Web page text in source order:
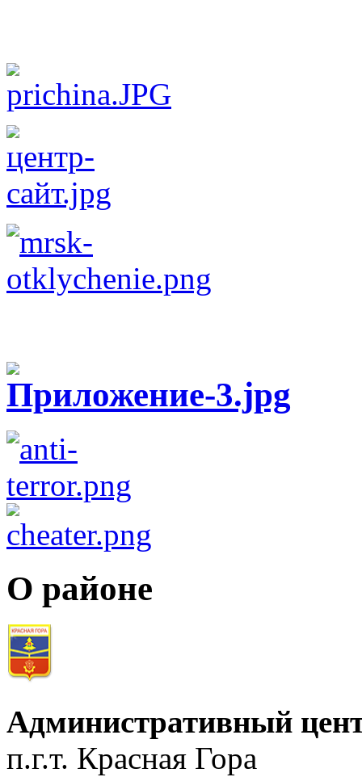
О районе
Административный
п.г.т. Красная Гора